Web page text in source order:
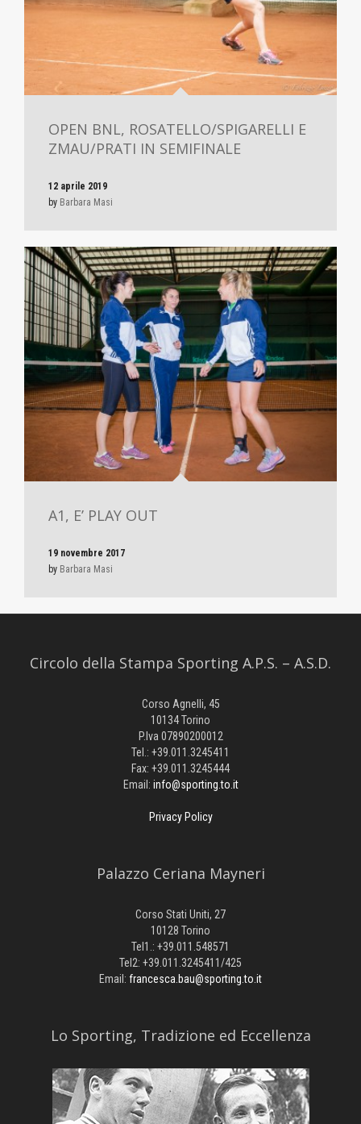
OPEN BNL, ROSATELLO/SPIGARELLI E
ZMAU/PRATI IN SEMIFINALE
12 aprile 2019
by Barbara Masi
A1, E’ PLAY OUT
19 novembre 2017
by Barbara Masi
Circolo della Stampa Sporting A.P.S. – A.S.D.
Corso Agnelli, 45
10134 Torino
P.Iva 07890200012
Tel.: +39.011.3245411
Fax: +39.011.3245444
Email: info@sporting.to.it
Privacy Policy
Palazzo Ceriana Mayneri
Corso Stati Uniti, 27
10128 Torino
Tel1.: +39.011.548571
Tel2: +39.011.3245411/425
Email: francesca.bau@sporting.to.it
​Lo Sporting, Tradizione ed Eccellenza